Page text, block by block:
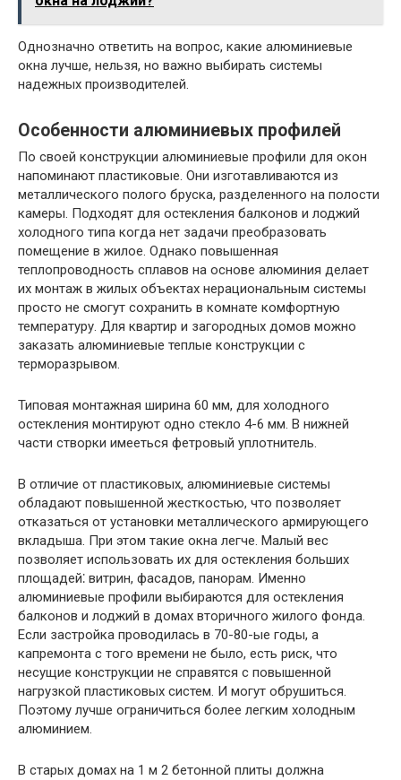
Однозначно ответить на вопрос, какие алюминиевые
окна лучше, нельзя, но важно выбирать системы
надежных производителей.
Особенности алюминиевых профилей
По своей конструкции алюминиевые профили для окон
напоминают пластиковые. Они изготавливаются из
металлического полого бруска, разделенного на полости
камеры. Подходят для остекления балконов и лоджий
холодного типа когда нет задачи преобразовать
помещение в жилое. Однако повышенная
теплопроводность сплавов на основе алюминия делает
их монтаж в жилых объектах нерациональным системы
просто не смогут сохранить в комнате комфортную
температуру. Для квартир и загородных домов можно
заказать алюминиевые теплые конструкции с
терморазрывом.
Типовая монтажная ширина 60 мм, для холодного
остекления монтируют одно стекло 4-6 мм. В нижней
части створки имееться фетровый уплотнитель.
В отличие от пластиковых, алюминиевые системы
обладают повышенной жесткостью, что позволяет
отказаться от установки металлического армирующего
вкладыша. При этом такие окна легче. Малый вес
позволяет использовать их для остекления больших
площадей⁚ витрин, фасадов, панорам. Именно
алюминиевые профили выбираются для остекления
балконов и лоджий в домах вторичного жилого фонда.
Если застройка проводилась в 70-80-ые годы, а
капремонта с того времени не было, есть риск, что
несущие конструкции не справятся с повышенной
нагрузкой пластиковых систем. И могут обрушиться.
Поэтому лучше ограничиться более легким холодным
алюминием.
В старых домах на 1 м 2 бетонной плиты должна